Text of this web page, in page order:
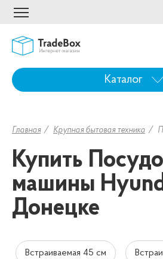
Каталог
Главная Крупная бытовая техника
Купить
машины
Донецке
Встраиваемая 45 см